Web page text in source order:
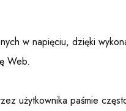
w napięciu, dzięki
Web.
użytkownika paśmie